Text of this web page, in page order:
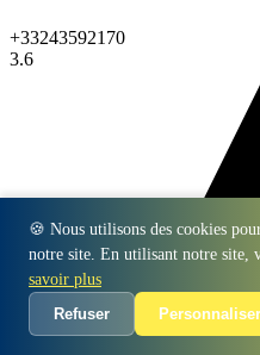
🍪 Nous utilisons des cookies
notre site. En utilisant notre site,
savoir plus
Refuser
Personnaliser
+33243592170
3.6